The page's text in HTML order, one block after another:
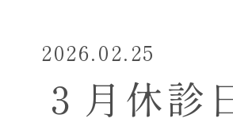
2026.02.25
３月休診